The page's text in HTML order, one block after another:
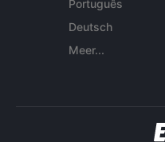
Português
Deutsch
Meer...